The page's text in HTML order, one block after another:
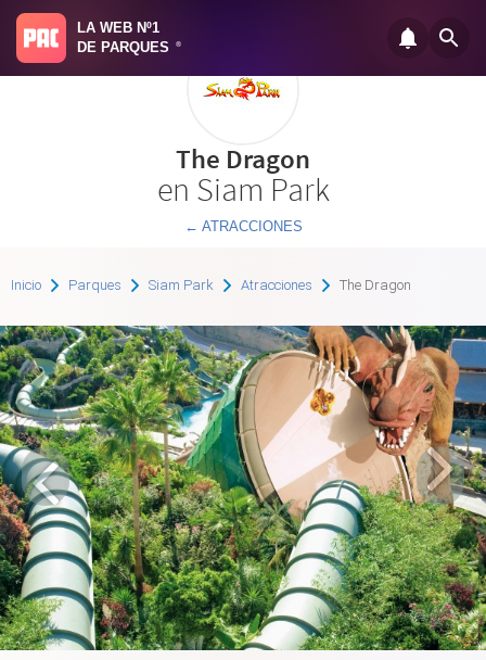
LA WEB Nº1
DE PARQUES
®
The Dragon
en Siam Park
← ATRACCIONES
Inicio Parques Siam Park Atracciones The Dragon